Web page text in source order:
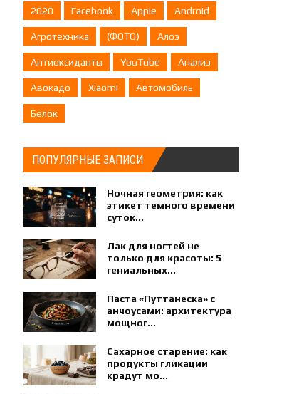
2020 Facebook Apple Android
Агротехника (ФОТО) Алоэ
Антиоксиданты YouTube Анализ
Авокадо Xiaomi Автомобиль
Белок
ПОПУЛЯРНЫЕ ЗАПИСИ
Ночная геометрия: как
этикет темного времени
суток...
Лак для ногтей не
только для красоты: 5
гениальных...
Паста «Путтанеска» с
анчоусами: архитектура
мощног...
Сахарное старение: как
продукты гликации
крадут мо...